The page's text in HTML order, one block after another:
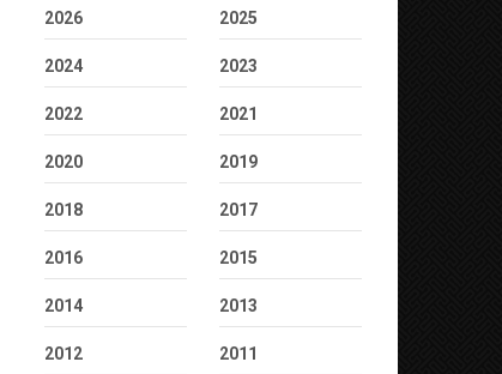
2026 2025
2024 2023
2022 2021
2020 2019
2018 2017
2016 2015
2014 2013
2012 2011